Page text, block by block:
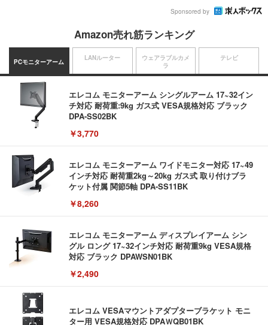
Sponsored by
Amazon売れ筋ランキング
PCモニターアーム
エレコム モニターアーム シングルアーム 17~32イン
チ対応 耐荷重:9kg ガス式 VESA規格対応 ブラック
DPA-SS02BK
￥3,770
エレコム モニターアーム ワイドモニター対応 17~49
インチ対応 耐荷重2kg～20kg ガス式 取り付けブラ
ケット付属 関節5軸 DPA-SS11BK
￥8,260
エレコム モニターアーム ディスプレイアーム シン
グル ロング 17~32インチ対応 耐荷重9kg VESA規格
対応 ブラック DPAWSN01BK
￥2,490
エレコム VESAマウントアダプターブラケット モニ
ター用 VESA規格対応 DPAＷQB01BK
LANルーター
ウェアラブルカメ
ラ
テレビ